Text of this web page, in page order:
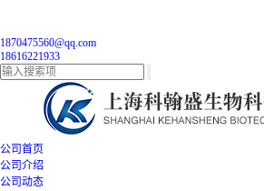
1870475560@qq.com
18616221933
公司首页
公司介绍
公司动态